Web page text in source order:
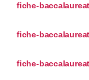
fiche-
fiche-
fiche-